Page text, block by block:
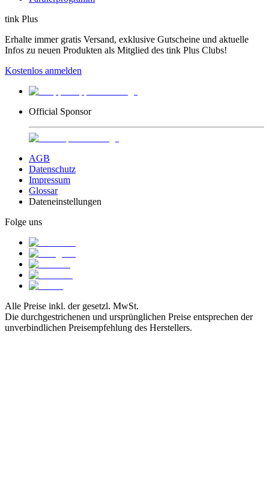
tink Plus
Erhalte immer gratis Versand, exklusive Gutscheine und aktuelle
Infos zu neuen Produkten als Mitglied des tink Plus Clubs!
Kostenlos anmelden
Official Sponsor
AGB
Datenschutz
Impressum
Glossar
Dateneinstellungen
Folge uns
Alle Preise inkl. der gesetzl. MwSt.
Die durchgestrichenen und ursprünglichen Preise entsprechen der
unverbindlichen Preisempfehlung des Herstellers.